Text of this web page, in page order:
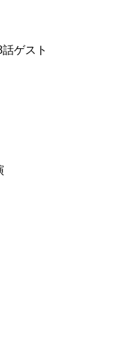
ゲスト